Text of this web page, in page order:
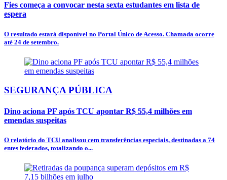
Fies começa a convocar nesta sexta estudantes em lista de
espera
O resultado estará disponível no Portal Único de Acesso. Chamada ocorre
até 24 de setembro.
SEGURANÇA PÚBLICA
Dino aciona PF após TCU apontar R$ 55,4 milhões em
emendas suspeitas
O relatório do TCU analisou cem transferências especiais, destinadas a 74
entes federados, totalizando o...